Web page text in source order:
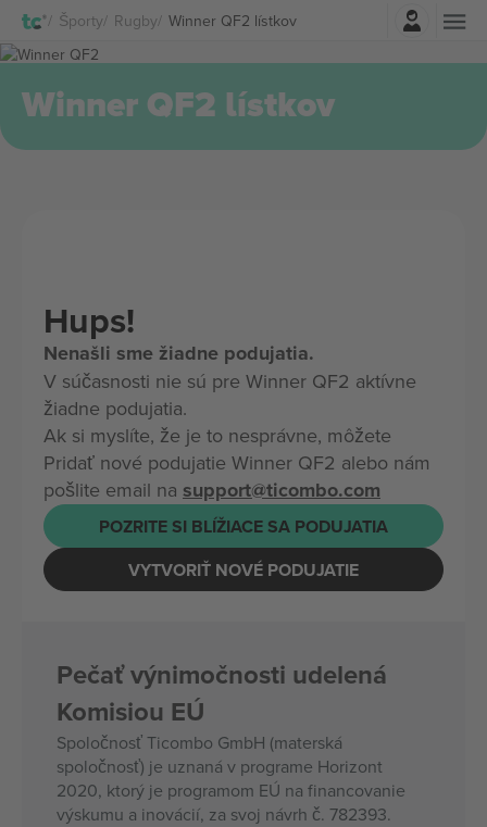
Športy Rugby Winner QF2 lístkovPrihlásenie
Winner QF2 lístkov
Hups!
Nenašli sme žiadne podujatia.
V súčasnosti nie sú pre Winner QF2 aktívne
žiadne podujatia.
Ak si myslíte, že je to nesprávne, môžete
Pridať nové podujatie Winner QF2 alebo nám
pošlite email na support@ticombo.com
POZRITE SI BLÍŽIACE SA PODUJATIA
VYTVORIŤ NOVÉ PODUJATIE
Pečať výnimočnosti udelená
Komisiou EÚ
Spoločnosť Ticombo GmbH (materská
spoločnosť) je uznaná v programe Horizont
2020, ktorý je programom EÚ na financovanie
výskumu a inovácií, za svoj návrh č. 782393.